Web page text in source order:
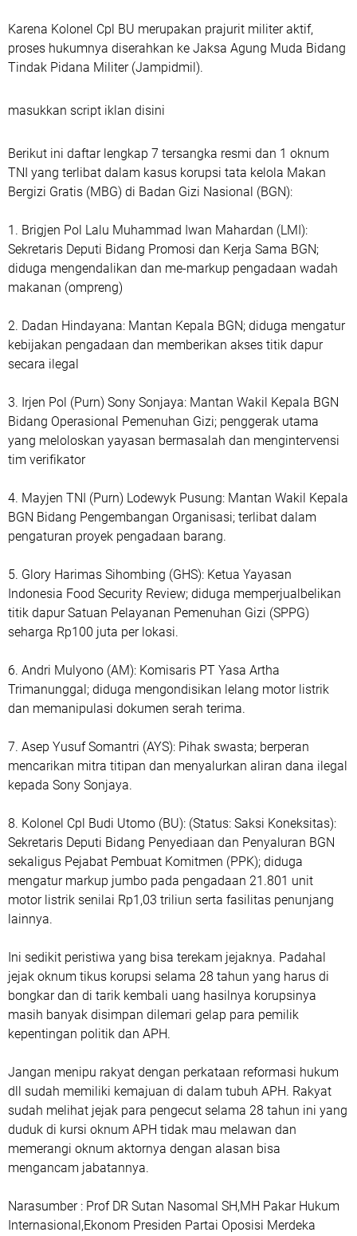
Karena Kolonel Cpl BU merupakan prajurit militer aktif,
proses hukumnya diserahkan ke Jaksa Agung Muda Bidang
Tindak Pidana Militer (Jampidmil).
masukkan script iklan disini
Berikut ini daftar lengkap 7 tersangka resmi dan 1 oknum
TNI yang terlibat dalam kasus korupsi tata kelola Makan
Bergizi Gratis (MBG) di Badan Gizi Nasional (BGN):
1. Brigjen Pol Lalu Muhammad Iwan Mahardan (LMI):
Sekretaris Deputi Bidang Promosi dan Kerja Sama BGN;
diduga mengendalikan dan me-markup pengadaan wadah
makanan (ompreng)
2. Dadan Hindayana: Mantan Kepala BGN; diduga mengatur
kebijakan pengadaan dan memberikan akses titik dapur
secara ilegal
3. Irjen Pol (Purn) Sony Sonjaya: Mantan Wakil Kepala BGN
Bidang Operasional Pemenuhan Gizi; penggerak utama
yang meloloskan yayasan bermasalah dan mengintervensi
tim verifikator
4. Mayjen TNI (Purn) Lodewyk Pusung: Mantan Wakil Kepala
BGN Bidang Pengembangan Organisasi; terlibat dalam
pengaturan proyek pengadaan barang.
5. Glory Harimas Sihombing (GHS): Ketua Yayasan
Indonesia Food Security Review; diduga memperjualbelikan
titik dapur Satuan Pelayanan Pemenuhan Gizi (SPPG)
seharga Rp100 juta per lokasi.
6. Andri Mulyono (AM): Komisaris PT Yasa Artha
Trimanunggal; diduga mengondisikan lelang motor listrik
dan memanipulasi dokumen serah terima.
7. Asep Yusuf Somantri (AYS): Pihak swasta; berperan
mencarikan mitra titipan dan menyalurkan aliran dana ilegal
kepada Sony Sonjaya.
8. Kolonel Cpl Budi Utomo (BU): (Status: Saksi Koneksitas):
Sekretaris Deputi Bidang Penyediaan dan Penyaluran BGN
sekaligus Pejabat Pembuat Komitmen (PPK); diduga
mengatur markup jumbo pada pengadaan 21.801 unit
motor listrik senilai Rp1,03 triliun serta fasilitas penunjang
lainnya.
Ini sedikit peristiwa yang bisa terekam jejaknya. Padahal
jejak oknum tikus korupsi selama 28 tahun yang harus di
bongkar dan di tarik kembali uang hasilnya korupsinya
masih banyak disimpan dilemari gelap para pemilik
kepentingan politik dan APH.
Jangan menipu rakyat dengan perkataan reformasi hukum
dll sudah memiliki kemajuan di dalam tubuh APH. Rakyat
sudah melihat jejak para pengecut selama 28 tahun ini yang
duduk di kursi oknum APH tidak mau melawan dan
memerangi oknum aktornya dengan alasan bisa
mengancam jabatannya.
Narasumber : Prof DR Sutan Nasomal SH,MH Pakar Hukum
Internasional,Ekonom Presiden Partai Oposisi Merdeka